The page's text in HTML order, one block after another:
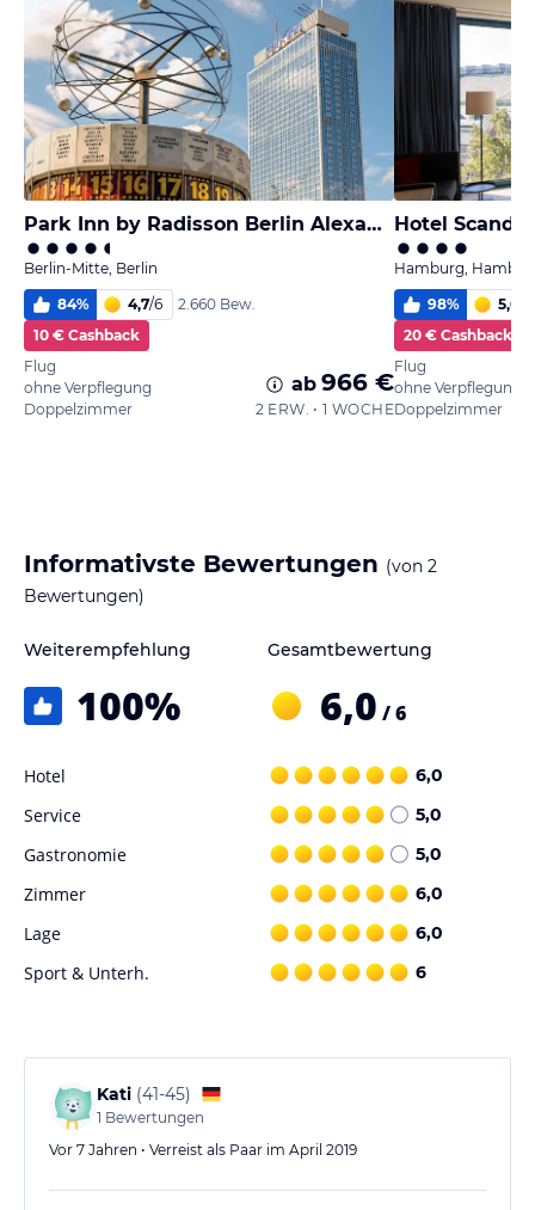
Park Inn by Radisson Berlin Alexanderplatz
Berlin-Mitte, Berlin
84% 4,7/6
2.660 Bew.
10 € Cashback
Flug
ohne Verpflegung
Doppelzimmer
ab 966 €
2 ERW. • 1 WOCHE
Hotel
Hamburg,
98% 5,6
20 € Cashback
Flug
ohne Verpflegung
Doppelzimmer
Informativste Bewertungen (von 2
Bewertungen)
Weiterempfehlung
100%
Gesamtbewertung
6,0 / 6
Hotel 6,0
Service 5,0
Gastronomie 5,0
Zimmer 6,0
Lage 6,0
Sport & Unterh. 6
Kati (41-45)
1 Bewertungen
Vor 7 Jahren • Verreist als Paar im April 2019